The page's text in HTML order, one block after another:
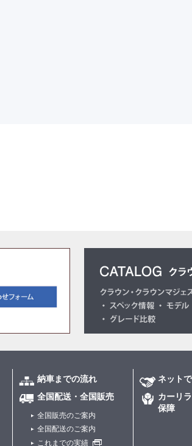
納車までの流れ
全国配送・全国販売
全国販売のご案内
全国配送のご案内
これまでの実績
ネット
カーリ
保障